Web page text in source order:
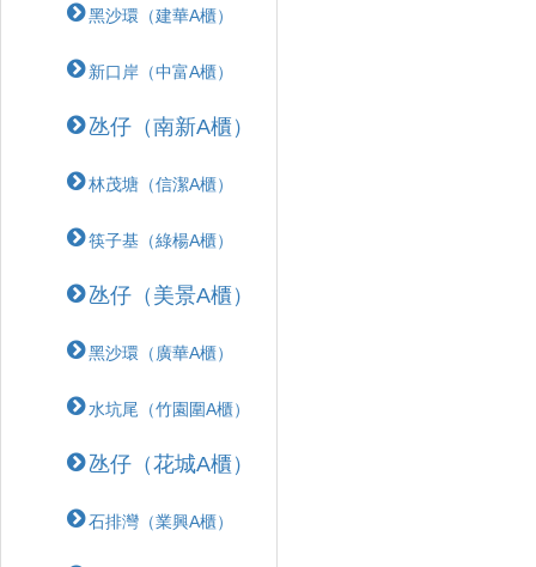
黑沙環（建華A櫃）
新口岸（中富A櫃）
氹仔（南新A櫃）
林茂塘（信潔A櫃）
筷子基（綠楊A櫃）
氹仔（美景A櫃）
黑沙環（廣華A櫃）
水坑尾（竹園圍A櫃）
氹仔（花城A櫃）
石排灣（業興A櫃）